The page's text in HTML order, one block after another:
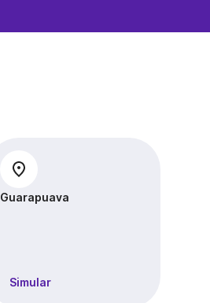
Guarapuava
Simular